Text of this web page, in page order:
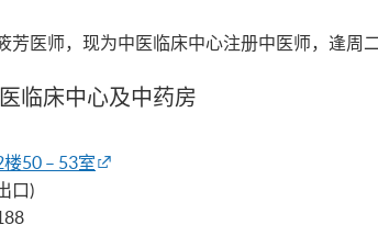
芳医师，现为中医临床中心注册中医师，逢周
临床中心及中药房
50 – 53室
口)